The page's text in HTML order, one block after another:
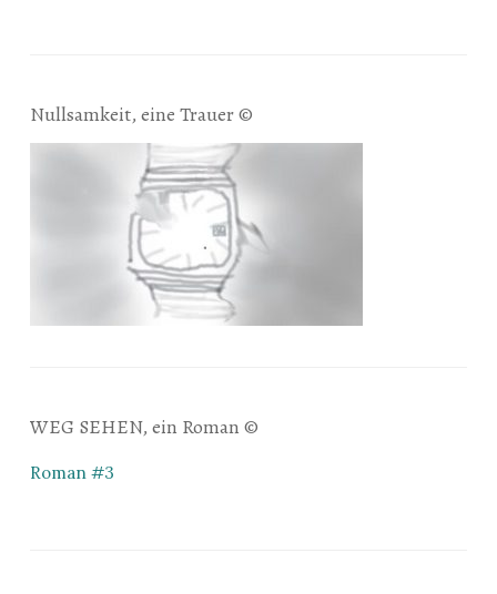
Nullsamkeit, eine Trauer ©
WEG SEHEN, ein Roman ©
Roman #3